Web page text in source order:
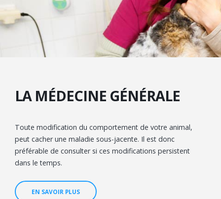
LA MÉDECINE GÉNÉRALE
Toute modification du comportement de votre animal,
peut cacher une maladie sous-jacente. Il est donc
préférable de consulter si ces modifications persistent
dans le temps.
EN SAVOIR PLUS